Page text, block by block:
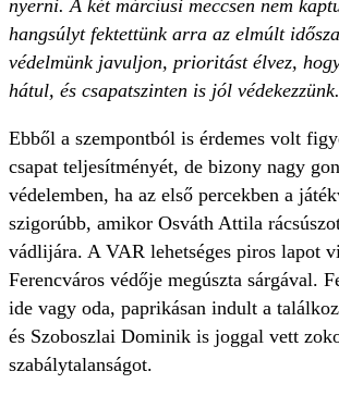
nyerni. A két márciusi meccsen nem
hangsúlyt fektettünk arra az elmúlt
védelmünk javuljon, prioritást élvez,
hátul, és csapatszinten is jól
Ebből a szempontból is érdemes volt
csapat teljesítményét, de bizony nagy
védelemben, ha az első percekben a
szigorúbb, amikor Osváth Attila
vádlijára. A VAR lehetséges piros lapot
Ferencváros védője megúszta sárgával.
ide vagy oda, paprikásan indult a
és Szoboszlai Dominik is joggal vett
szabálytalanságot.